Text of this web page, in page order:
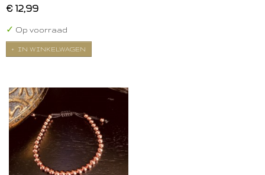
€ 12,99
✓ Op voorraad
IN WINKELWAGEN